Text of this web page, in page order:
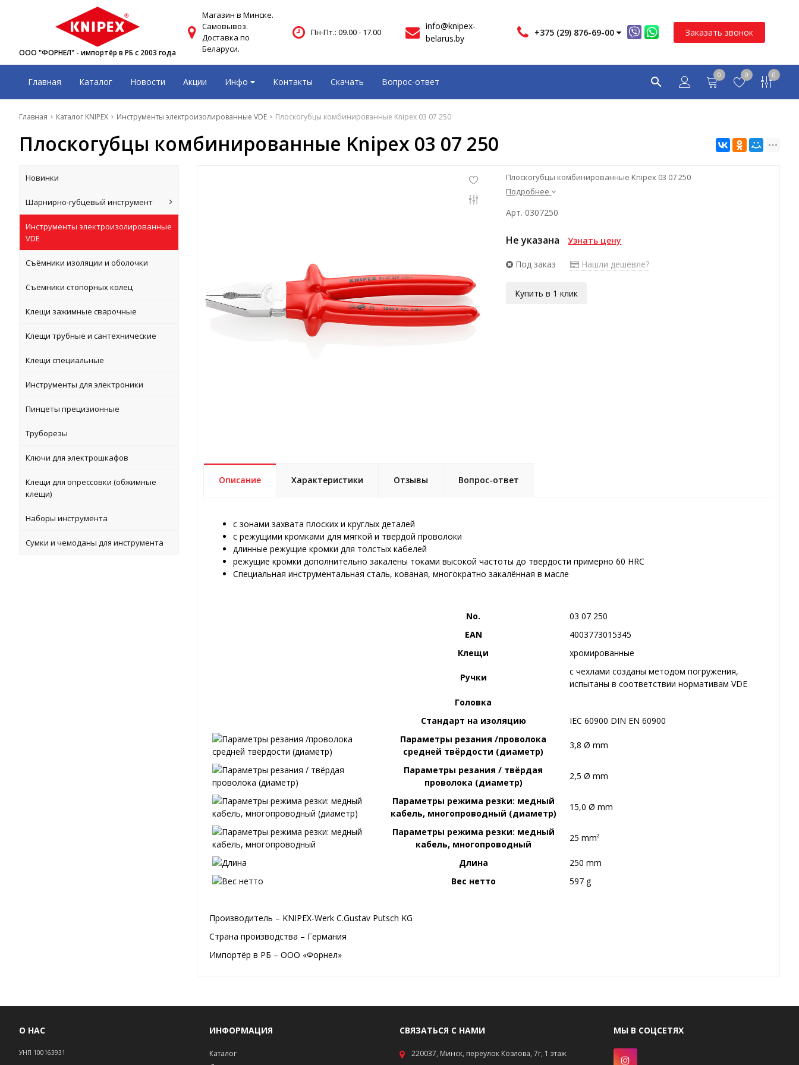
ООО "ФОРНЕЛ" - импортёр в РБ с 2003 года
Магазин в Минске.
Самовывоз.
Доставка по
Беларуси.
Пн-Пт.: 09.00 - 17.00
info@knipex-
belarus.by
+375 (29) 876-69-00 Заказать звонок
Главная Каталог Новости Акции Инфо Контакты Скачать Вопрос-ответ
0 0 0
Главная Каталог KNIPEX Инструменты электроизолированные VDE Плоскогубцы комбинированные Knipex 03 07 250
Плоскогубцы комбинированные Knipex 03 07 250
Новинки
Шарнирно-губцевый инструмент
Инструменты электроизолированные
VDE
Съёмники изоляции и оболочки
Съёмники стопорных колец
Клещи зажимные сварочные
Клещи трубные и сантехнические
Клещи специальные
Инструменты для электроники
Пинцеты прецизионные
Труборезы
Ключи для электрошкафов
Клещи для опрессовки (обжимные
клещи)
Наборы инструмента
Сумки и чемоданы для инструмента
Плоскогубцы комбинированные Knipex 03 07 250
Подробнее
Арт. 0307250
Не указана Узнать цену
Под заказ Нашли дешевле?
Купить в 1 клик
Описание Характеристики Отзывы Вопрос-ответ
с зонами захвата плоских и круглых деталей
с режущими кромками для мягкой и твердой проволоки
длинные режущие кромки для толстых кабелей
режущие кромки дополнительно закалены токами высокой частоты до твердости примерно 60 HRC
Специальная инструментальная сталь, кованая, многократно закалённая в масле
No.
03 07 250
EAN
4003773015345
Клещи
хромированные
Ручки
с чехлами созданы методом погружения,
испытаны в соответствии нормативам VDE
Головка
Стандарт на изоляцию
IEC 60900 DIN EN 60900
Параметры резания /проволока
средней твёрдости (диаметр)
3,8 Ø mm
Параметры резания / твёрдая
проволока (диаметр)
2,5 Ø mm
Параметры режима резки: медный
кабель, многопроводный (диаметр)
15,0 Ø mm
Параметры режима резки: медный
кабель, многопроводный
25 mm²
Длина
250 mm
Вес нетто
597 g
Производитель – KNIPEX-Werk C.Gustav Putsch KG
Страна производства – Германия
Импортёр в РБ – ООО «Форнел»
О НАС
УНП 100163931
ИНФОРМАЦИЯ
Каталог
СВЯЗАТЬСЯ С НАМИ
220037, Минск, переулок Козлова, 7г, 1 этаж
МЫ В СОЦСЕТЯХ